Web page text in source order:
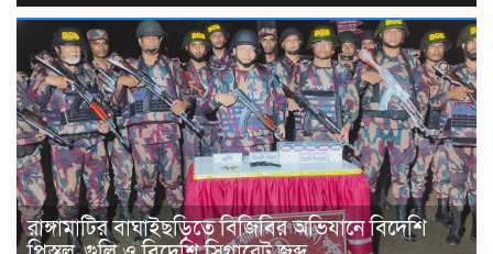
রাঙ্গামাটির বাঘাইছড়িতে বিজিবির অভিযানে বিদেশি